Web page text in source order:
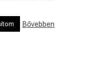
Bővebben